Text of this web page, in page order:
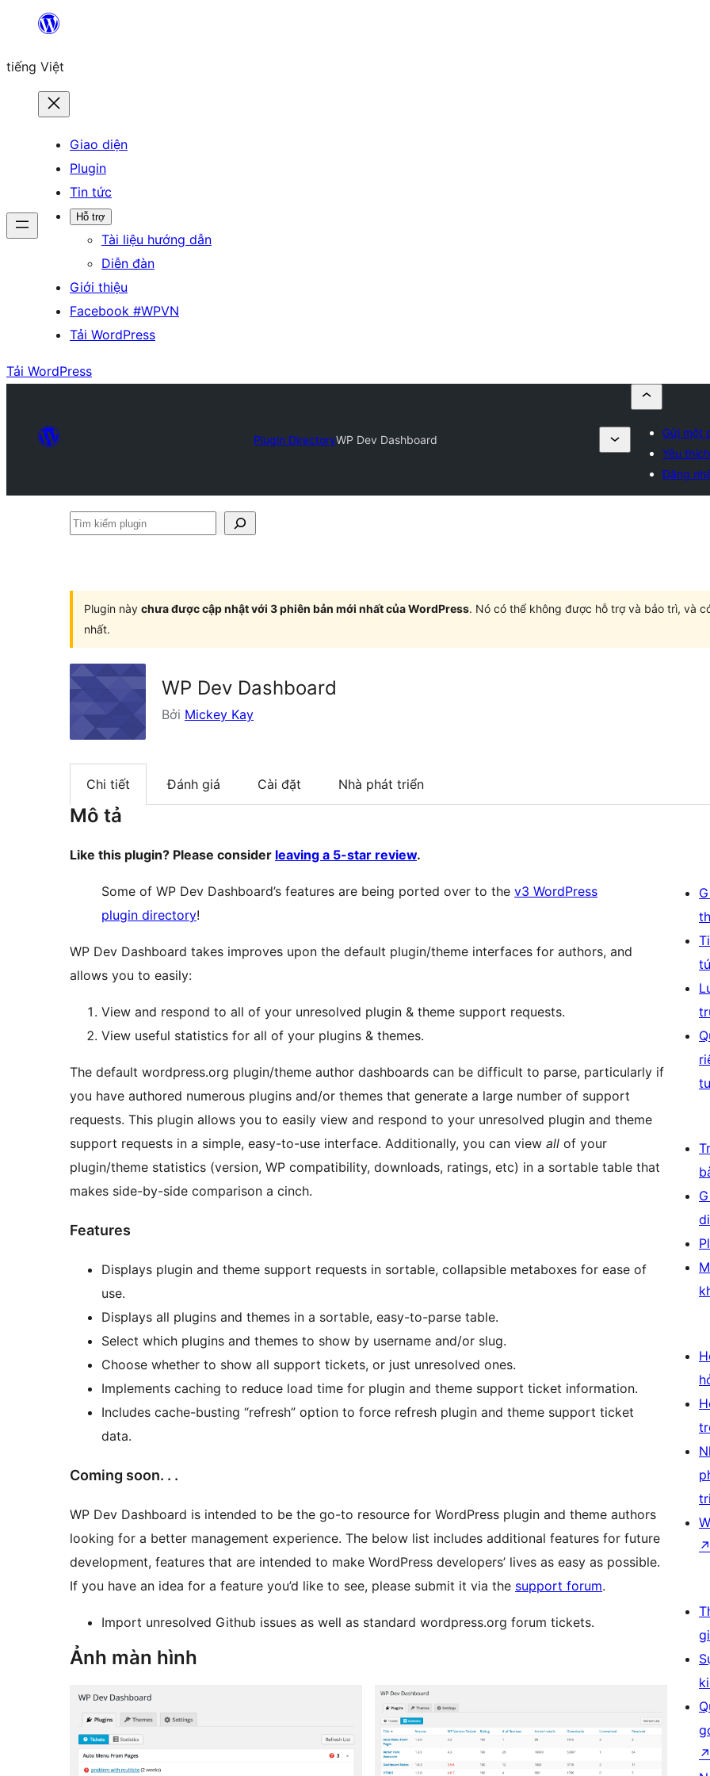
Chuyển
phần
tiếng Việt
Giao diện
Plugin
Tin tức
Hỗ trợ
Tài liệu hướng dẫn
Diễn đàn
Giới thiệu
Facebook #WPVN
Tải WordPress
Tải WordPress
Plugin DirectoryWP Dev Dashboard
Gửi một
Yêu
Đăng
Tìm
Plugin này chưa được cập nhật với 3 phiên bản mới nhất của WordPress. Nó có thể không được hỗ trợ và bảo trì, và
nhất.
WP Dev Dashboard
Bởi Mickey Kay
Chi tiết Đánh giá Cài đặt Nhà phát triển
Mô tả
Like this plugin? Please consider leaving a 5-star review.
Some of WP Dev Dashboard’s features are being ported over to the v3 WordPress
plugin directory!
WP Dev Dashboard takes improves upon the default plugin/theme interfaces for authors, and
allows you to easily:
View and respond to all of your unresolved plugin & theme support requests.
View useful statistics for all of your plugins & themes.
The default wordpress.org plugin/theme author dashboards can be difficult to parse, particularly if
you have authored numerous plugins and/or themes that generate a large number of support
requests. This plugin allows you to easily view and respond to your unresolved plugin and theme
support requests in a simple, easy-to-use interface. Additionally, you can view all of your
plugin/theme statistics (version, WP compatibility, downloads, ratings, etc) in a sortable table that
makes side-by-side comparison a cinch.
Features
Displays plugin and theme support requests in sortable, collapsible metaboxes for ease of
use.
Displays all plugins and themes in a sortable, easy-to-parse table.
Select which plugins and themes to show by username and/or slug.
Choose whether to show all support tickets, or just unresolved ones.
Implements caching to reduce load time for plugin and theme support ticket information.
Includes cache-busting “refresh” option to force refresh plugin and theme support ticket
data.
Coming soon. . .
WP Dev Dashboard is intended to be the go-to resource for WordPress plugin and theme authors
looking for a better management experience. The below list includes additional features for future
development, features that are intended to make WordPress developers’ lives as easy as possible.
If you have an idea for a feature you’d like to see, please submit it via the support forum.
Import unresolved Github issues as well as standard wordpress.org forum tickets.
Ảnh màn hình
↗
↗